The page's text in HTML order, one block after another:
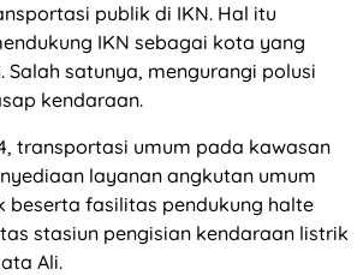
publik di IKN. Hal itu
IKN sebagai kota yang
Salah satunya, mengurangi polusi
kendaraan.
transportasi umum pada kawasan
layanan angkutan umum
beserta fasilitas pendukung halte
stasiun pengisian kendaraan listrik
Ali.